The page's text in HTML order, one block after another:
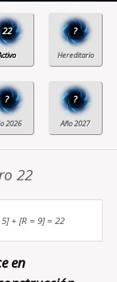
22 ?
? ?
22
+ [R = 9] = 22
en